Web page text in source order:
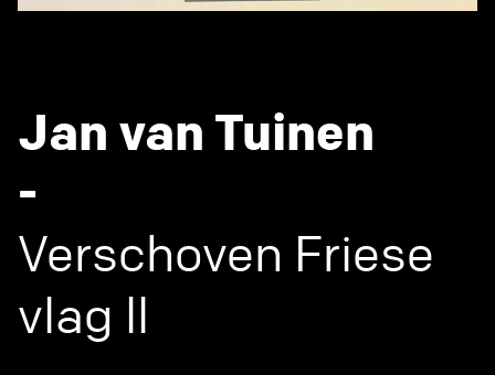
Jan van Tuinen
-
Verschoven Friese
vlag ll